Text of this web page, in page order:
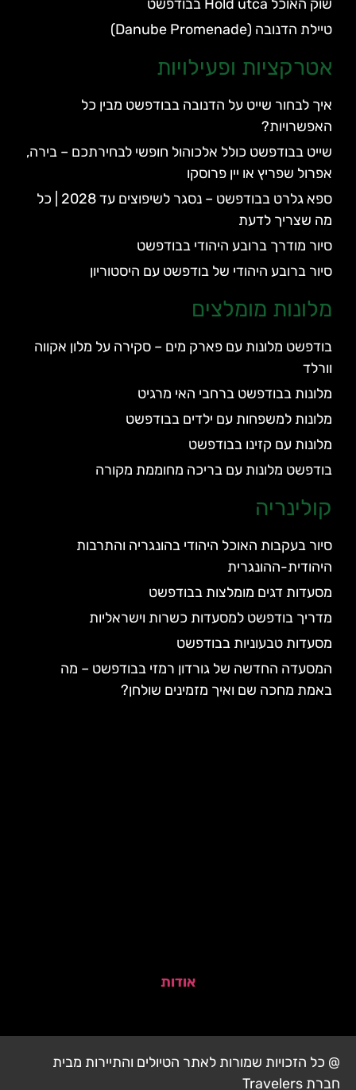
שוק האוכל Hold utca בבודפשט
טיילת הדנובה (Danube Promenade)
אטרקציות ופעילויות
איך לבחור שייט על הדנובה בבודפשט מבין כל
האפשרויות?
שייט בבודפשט כולל אלכוהול חופשי לבחירתכם – בירה,
אפרול שפריץ או יין פרוסקו
ספא גלרט בבודפשט – נסגר לשיפוצים עד 2028 | כל
מה שצריך לדעת
סיור מודרך ברובע היהודי בבודפשט
סיור ברובע היהודי של בודפשט עם היסטוריון
מלונות מומלצים
בודפשט מלונות עם פארק מים – סקירה על מלון אקווה
וורלד
מלונות בבודפשט ברחבי האי מרגיט
מלונות למשפחות עם ילדים בבודפשט
מלונות עם קזינו בבודפשט
בודפשט מלונות עם בריכה מחוממת מקורה
קולינריה
סיור בעקבות האוכל היהודי בהונגריה והתרבות
היהודית-ההונגרית
מסעדות דגים מומלצות בבודפשט
מדריך בודפשט למסעדות כשרות וישראליות
מסעדות טבעוניות בבודפשט
המסעדה החדשה של גורדון רמזי בבודפשט – מה
באמת מחכה שם ואיך מזמינים שולחן?
אודות
@ כל הזכויות שמורות לאתר הטיולים והתיירות מבית
חברת Travelers